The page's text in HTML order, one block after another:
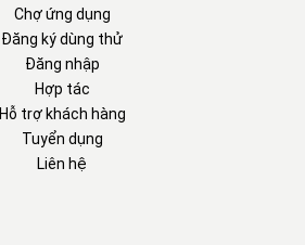
Chợ ứng dụng
Đăng ký dùng thử
Đăng nhập
Hợp tác
Hỗ trợ khách hàng
Tuyển dụng
Liên hệ